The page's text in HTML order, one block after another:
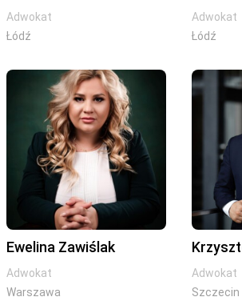
Adwokat
Łódź
Adwokat
Łódź
Ewelina Zawiślak
Adwokat
Warszawa
Adwokat
Szczecin